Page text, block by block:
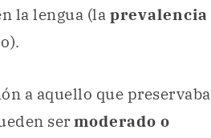
la lengua (la prevalencia
a aquello que preservaba
sermoderado o